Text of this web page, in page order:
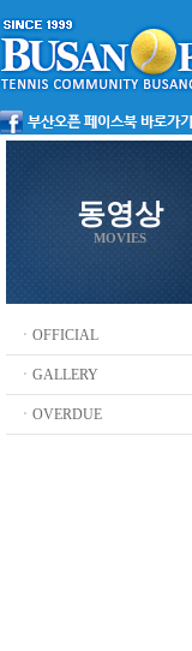
동영상
MOVIES
ㆍOFFICIAL
ㆍGALLERY
ㆍOVERDUE